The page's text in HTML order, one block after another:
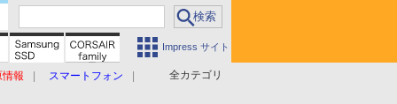
Impress サイト
全カテゴリ
情報 スマートフォン